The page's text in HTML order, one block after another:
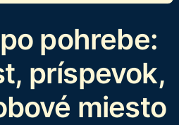
pohrebe:
príspevok,
miesto